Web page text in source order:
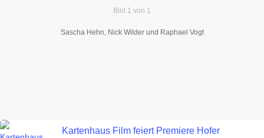
Bild 1 von 1
Sascha Hehn, Nick Wilder und Raphael Vogt
Kartenhaus Film feiert Premiere Hofer